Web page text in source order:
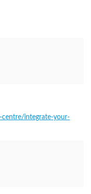
integrate-your-